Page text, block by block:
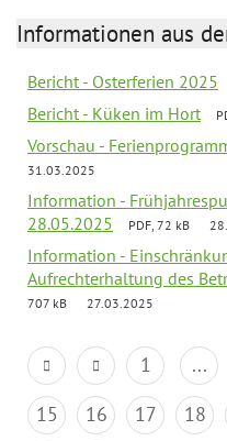
Informationen aus
Bericht - Osterferien 2025
Bericht - Küken im Hort
Vorschau -
31.03.2025
Information -
28.05.2025
PDF, 72 kB
Information -
Aufrechterhaltung des
707 kB
27.03.2025
1 ...
15
16 17 18